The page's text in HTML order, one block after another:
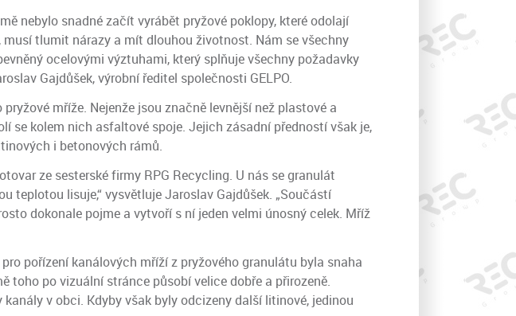
nebylo snadné začít vyrábět pryžové poklopy, které odolají
tlumit nárazy a mít dlouhou životnost. Nám se všechny
ocelovými výztuhami, který splňuje všechny požadavky
Gajdůšek, výrobní ředitel společnosti GELPO.
mříže. Nejenže jsou značně levnější než plastové a
se kolem nich asfaltové spoje. Jejich zásadní předností však je,
i betonových rámů.
ze sesterské firmy RPG Recycling. U nás se granulát
teplotou lisuje,“ vysvětluje Jaroslav Gajdůšek. „Součástí
dokonale pojme a vytvoří s ní jeden velmi únosný celek. Mříž
pořízení kanálových mříží z pryžového granulátu byla snaha
toho po vizuální stránce působí velice dobře a přirozeně.
v obci. Kdyby však byly odcizeny další litinové, jedinou